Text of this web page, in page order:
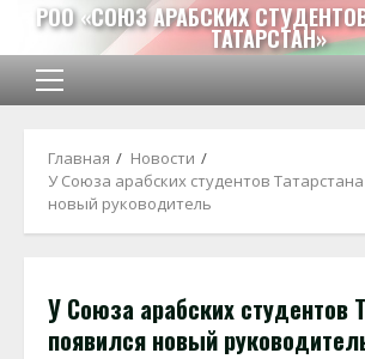
Перейти
содержимому
РОО «СОЮЗ АРАБСКИХ
ТАТАРСТАН»
Основное
Главная
Новости
У Союза арабских студентов
новый руководитель
У Союза арабских студентов
появился новый